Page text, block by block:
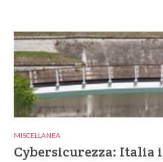
MISCELLANEA
Cybersicurezza: Italia